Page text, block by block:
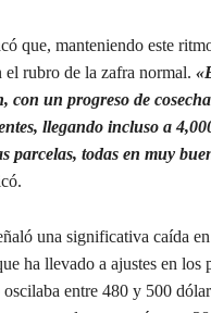
que, manteniendo este
el rubro de la zafra normal.
con un progreso de
llegando incluso a
parcelas, todas en muy
una significativa caída
ha llevado a ajustes en los
oscilaba entre 480 y 500